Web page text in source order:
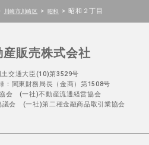
川崎市川崎区 > 昭和 > 昭和２丁目
販売株式会社
土交通大臣(10)第3529号
：関東財務局長（金商）第1508号
会 (一社)不動産流通経営協会
議会 (一社)第二種金融商品取引業協会